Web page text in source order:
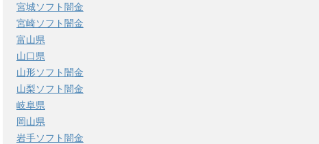
宮城ソフト闇金
宮崎ソフト闇金
富山県
山口県
山形ソフト闇金
山梨ソフト闇金
岐阜県
岡山県
岩手ソフト闇金